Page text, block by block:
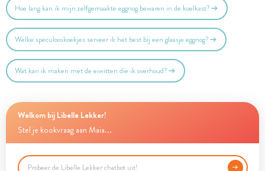
Hoe lang kan ik mijn zelfgemaakte eggnog bewaren in de koelkast?
Welke speculooskoekjes serveer ik het best bij een glaasje eggnog?
Wat kan ik maken met de eiwitten die ik overhoud?
Welkom bij Libelle Lekker!
Stel je kookvraag aan Maia...